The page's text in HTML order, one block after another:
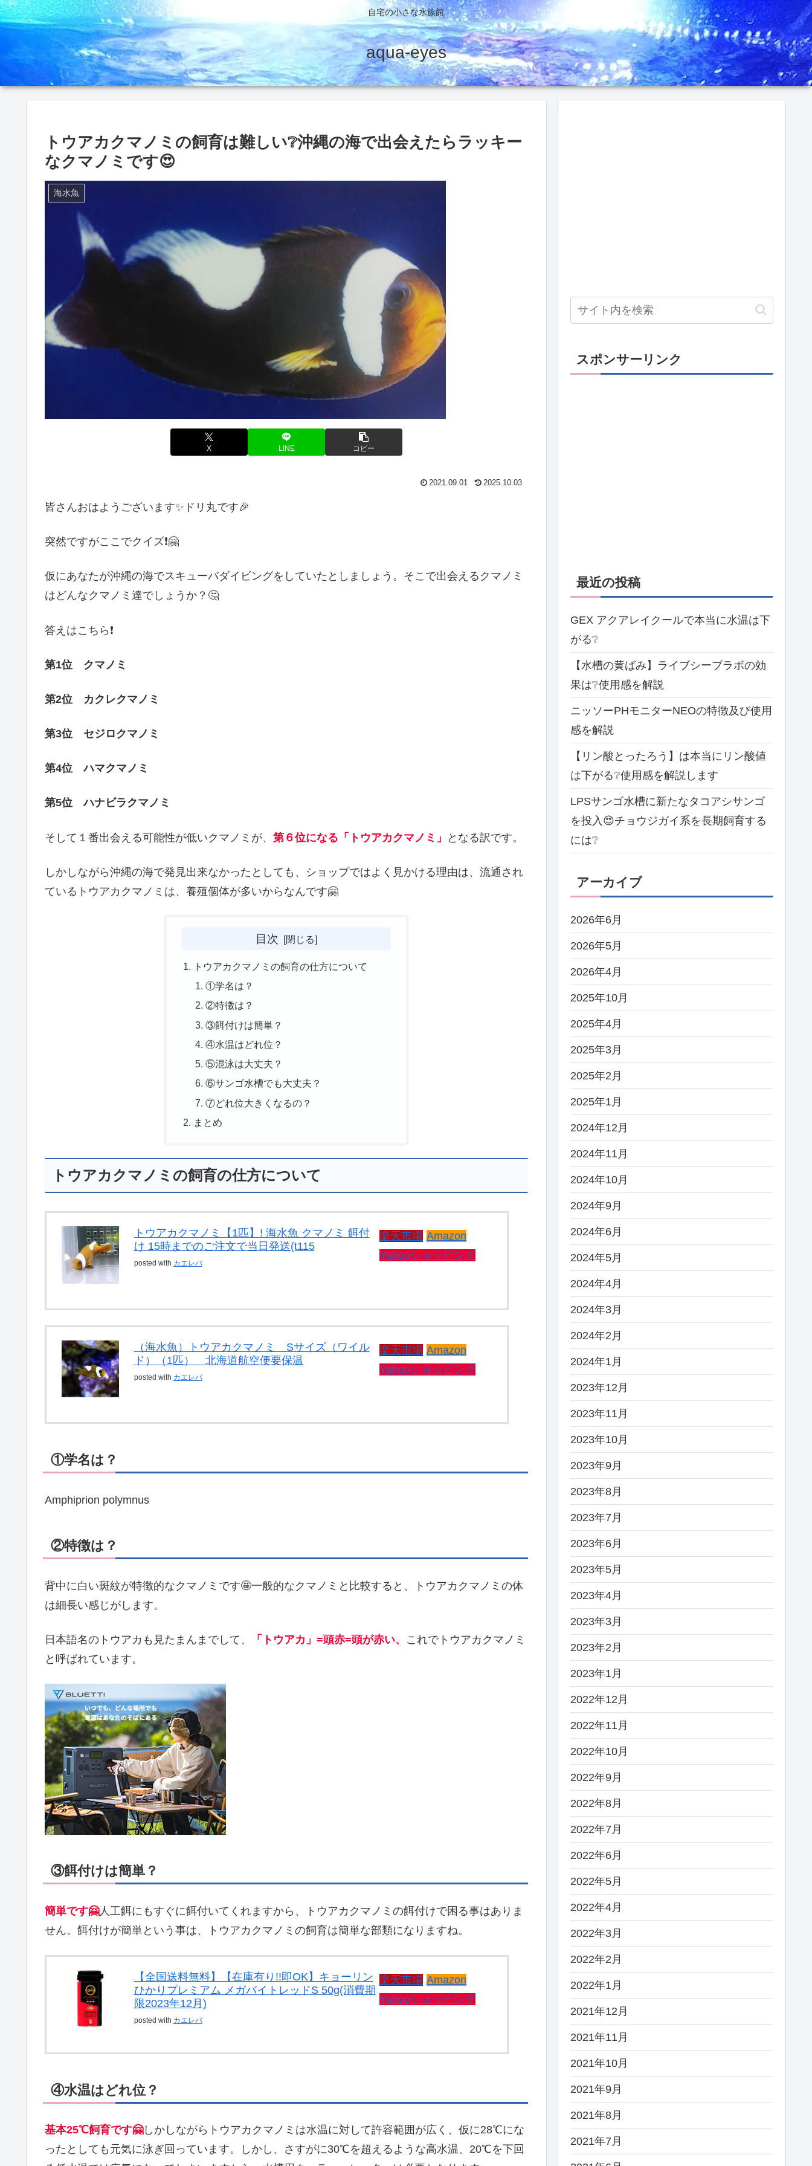
自宅の小さな水族館
aqua-eyes
トウアカクマノミの飼育は難しい❔沖縄の海で出会えたらラッキー
なクマノミです😍
海水魚
X LINE コピー
2021.09.01 2025.10.03
皆さんおはようございます✨ドリ丸です🎉
突然ですがここでクイズ❗🤗
仮にあなたが沖縄の海でスキューバダイビングをしていたとしましょう。そこで出会えるクマノミ
はどんなクマノミ達でしょうか？🤔
答えはこちら❗
第1位 クマノミ
第2位 カクレクマノミ
第3位 セジロクマノミ
第4位 ハマクマノミ
第5位 ハナビラクマノミ
そして１番出会える可能性が低いクマノミが、 第６位になる「トウアカクマノミ」 となる訳です。
しかしながら沖縄の海で発見出来なかったとしても、ショップではよく見かける理由は、流通され
ているトウアカクマノミは、養殖個体が多いからなんです🤗
目次
トウアカクマノミの飼育の仕方について
①学名は？
②特徴は？
③餌付けは簡単？
④水温はどれ位？
⑤混泳は大丈夫？
⑥サンゴ水槽でも大丈夫？
⑦どれ位大きくなるの？
まとめ
トウアカクマノミの飼育の仕方について
トウアカクマノミ【1匹】! 海水魚 クマノミ 餌付
け 15時までのご注文で当日発送(t115
posted with カエレバ
楽天市場 Amazon
Yahooショッピング
（海水魚）トウアカクマノミ Sサイズ（ワイル
ド）（1匹） 北海道航空便要保温
posted with カエレバ
楽天市場 Amazon
Yahooショッピング
①学名は？
Amphiprion polymnus
②特徴は？
背中に白い斑紋が特徴的なクマノミです🤩一般的なクマノミと比較すると、トウアカクマノミの体
は細長い感じがします。
日本語名のトウアカも見たまんまでして、 「トウアカ」=頭赤=頭が赤い、 これでトウアカクマノミ
と呼ばれています。
③餌付けは簡単？
簡単です🤗人工餌にもすぐに餌付いてくれますから、トウアカクマノミの餌付けで困る事はありま
せん。餌付けが簡単という事は、トウアカクマノミの飼育は簡単な部類になりますね。
【全国送料無料】【在庫有り!!即OK】キョーリン
ひかりプレミアム メガバイトレッドS 50g(消費期
限2023年12月)
posted with カエレバ
楽天市場 Amazon
Yahooショッピング
④水温はどれ位？
基本25℃飼育です🤗しかしながらトウアカクマノミは水温に対して許容範囲が広く、仮に28℃にな
ったとしても元気に泳ぎ回っています。しかし、さすがに30℃を超えるような高水温、20℃を下回
スポンサーリンク
最近の投稿
GEX アクアレイクールで本当に水温は下
がる❔
【水槽の黄ばみ】ライブシーブラボの効
果は❔使用感を解説
ニッソーPHモニターNEOの特徴及び使用
感を解説
【リン酸とったろう】は本当にリン酸値
は下がる❔使用感を解説します
LPSサンゴ水槽に新たなタコアシサンゴ
を投入😍チョウジガイ系を長期飼育する
には❔
アーカイブ
2026年6月
2026年5月
2026年4月
2025年10月
2025年4月
2025年3月
2025年2月
2025年1月
2024年12月
2024年11月
2024年10月
2024年9月
2024年6月
2024年5月
2024年4月
2024年3月
2024年2月
2024年1月
2023年12月
2023年11月
2023年10月
2023年9月
2023年8月
2023年7月
2023年6月
2023年5月
2023年4月
2023年3月
2023年2月
2023年1月
2022年12月
2022年11月
2022年10月
2022年9月
2022年8月
2022年7月
2022年6月
2022年5月
2022年4月
2022年3月
2022年2月
2022年1月
2021年12月
2021年11月
2021年10月
2021年9月
2021年8月
2021年7月